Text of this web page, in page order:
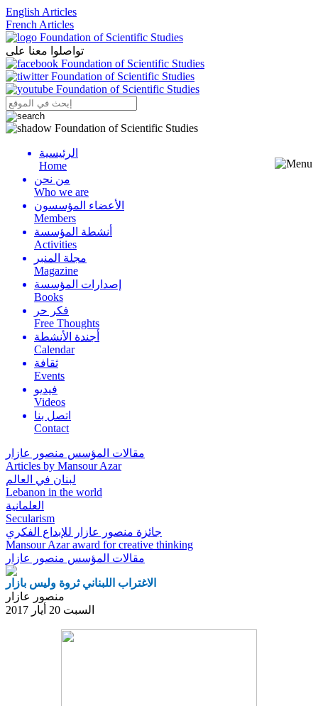
English Articles
French Articles
تواصلوا معنا على
Menu
الرئيسية
Home
من نحن
Who we are
الأعضاء المؤسسون
Members
أنشطة المؤسسة
Activities
مجلة المنبر
Magazine
إصدارات المؤسسة
Books
فكر حر
Free Thoughts
أجندة الأنشطة
Calendar
ثقافة
Events
فيديو
Videos
اتصل بنا
Contact
مقالات المؤسس منصور عازار
Articles by Mansour Azar
لبنان في العالم
Lebanon in the world
العلمانية
Secularism
جائزة منصور عازار للإبداع الفكري
Mansour Azar award for creative thinking
مقالات المؤسس منصور عازار
الاغتراب اللبناني ثروة وليس بازار
منصور عازار
السبت 20 أيار 2017